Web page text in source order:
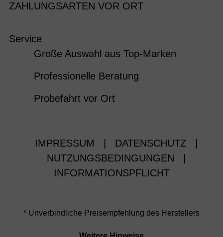
ZAHLUNGSARTEN VOR ORT
Service
Große Auswahl aus Top-Marken
Professionelle Beratung
Probefahrt vor Ort
IMPRESSUM DATENSCHUTZ
NUTZUNGSBEDINGUNGEN
INFORMATIONSPFLICHT
* Unverbindliche Preisempfehlung des Herstellers